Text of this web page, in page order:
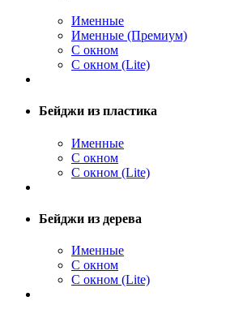
Именные
Именные (Премиум)
С окном
С окном (Lite)
Бейджи из пластика
Именные
С окном
С окном (Lite)
Бейджи из дерева
Именные
С окном
С окном (Lite)